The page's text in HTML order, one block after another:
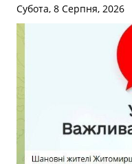
Субота, 8 Серпня, 2026